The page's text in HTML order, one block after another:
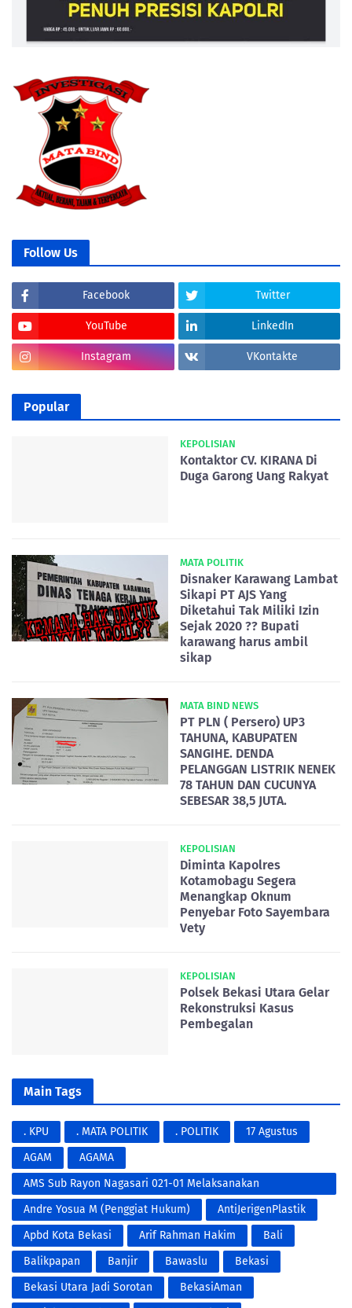
Follow Us
Facebook Twitter
YouTube LinkedIn
Instagram VKontakte
Popular
KEPOLISIAN
Kontaktor CV. KIRANA Di
Duga Garong Uang Rakyat
MATA POLITIK
Disnaker Karawang Lambat
Sikapi PT AJS Yang
Diketahui Tak Miliki Izin
Sejak 2020 ?? Bupati
karawang harus ambil
sikap
MATA BIND NEWS
PT PLN ( Persero) UP3
TAHUNA, KABUPATEN
SANGIHE. DENDA
PELANGGAN LISTRIK NENEK
78 TAHUN DAN CUCUNYA
SEBESAR 38,5 JUTA.
KEPOLISIAN
Diminta Kapolres
Kotamobagu Segera
Menangkap Oknum
Penyebar Foto Sayembara
Vety
KEPOLISIAN
Polsek Bekasi Utara Gelar
Rekonstruksi Kasus
Pembegalan
Main Tags
. KPU . MATA POLITIK . POLITIK
17 Agustus
AGAM
AGAMA
AMS Sub Rayon Nagasari 021-01 Melaksanakan
Penyemprotan Fogging DBD
Andre Yosua M (Penggiat Hukum)
AntiJerigenPlastik
Apbd Kota Bekasi
Arif Rahman Hakim
Bali
Balikpapan
Banjir Bawaslu
Bekasi
Bekasi Utara Jadi Sorotan
BekasiAman